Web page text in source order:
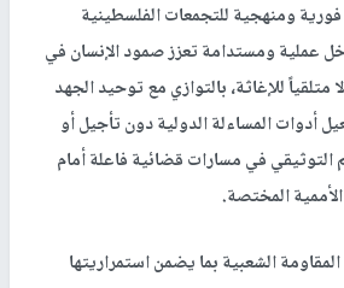
ومنهجية للتجمعات الفلسطينية
عملية ومستدامة تعزز صمود الإنسان في
للإغاثة، بالتوازي مع توحيد الجهد
أدوات المساءلة الدولية دون تأجيل أو
التوثيقي في مسارات قضائية فاعلة أمام
الأممية المختصة.
الشعبية بما يضمن استمراريتها